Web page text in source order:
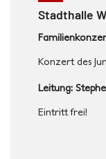
Stadthalle
Konzert des
Leitung:
Eintritt frei!